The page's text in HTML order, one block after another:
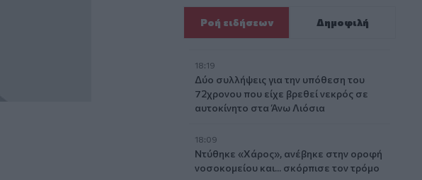
Ροή ειδήσεων Δημοφιλή
18:19
Δύο συλλήψεις για την υπόθεση του
72χρονου που είχε βρεθεί νεκρός σε
αυτοκίνητο στα Άνω Λιόσια
18:09
Ντύθηκε «Χάρος», ανέβηκε στην οροφή
νοσοκομείου και... σκόρπισε τον τρόμο